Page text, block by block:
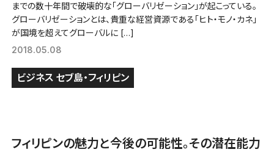
までの数十年間で破壊的な「グローバリゼーション」が起こっている。
グローバリゼーションとは、貴重な経営資源である「ヒト・モノ・カネ」
が国境を超えてグローバルに […]
2018.05.08
ビジネス セブ島・フィリピン
フィリピンの魅力と今後の可能性。その潜在能力